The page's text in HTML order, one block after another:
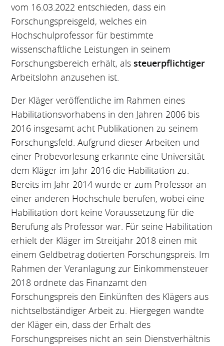
vom 16.03.2022 entschieden, dass ein
Forschungspreisgeld, welches ein
Hochschulprofessor für bestimmte
wissenschaftliche Leistungen in seinem
Forschungsbereich erhält, alssteuerpflichtiger
Arbeitslohn anzusehen ist.
Der Kläger veröffentliche im Rahmen eines
Habilitationsvorhabens in den Jahren 2006 bis
2016 insgesamt acht Publikationen zu seinem
Forschungsfeld. Aufgrund dieser Arbeiten und
einer Probevorlesung erkannte eine Universität
dem Kläger im Jahr 2016 die Habilitation zu.
Bereits im Jahr 2014 wurde er zum Professor an
einer anderen Hochschule berufen, wobei eine
Habilitation dort keine Voraussetzung für die
Berufung als Professor war. Für seine Habilitation
erhielt der Kläger im Streitjahr 2018 einen mit
einem Geldbetrag dotierten Forschungspreis. Im
Rahmen der Veranlagung zur Einkommensteuer
2018 ordnete das Finanzamt den
Forschungspreis den Einkünften des Klägers aus
nichtselbständiger Arbeit zu. Hiergegen wandte
der Kläger ein, dass der Erhalt des
Forschungspreises nicht an sein Dienstverhältnis